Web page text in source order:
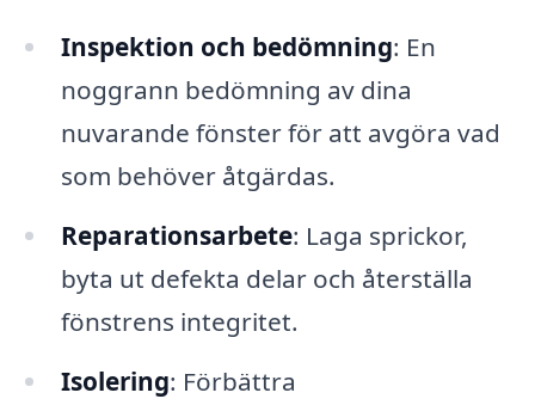
Inspektion och bedömning: En
noggrann bedömning av dina
nuvarande fönster för att avgöra vad
som behöver åtgärdas.
Reparationsarbete: Laga sprickor,
byta ut defekta delar och återställa
fönstrens integritet.
Isolering: Förbättra